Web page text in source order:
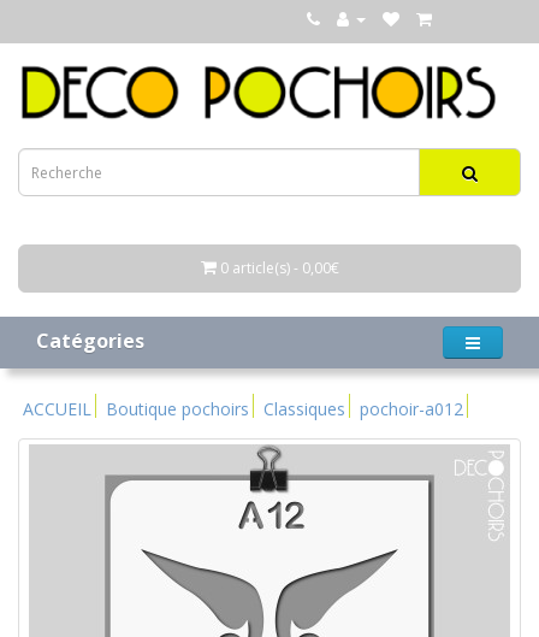
0 article(s) - 0,00€
Catégories
ACCUEIL Boutique pochoirs Classiques pochoir-a012